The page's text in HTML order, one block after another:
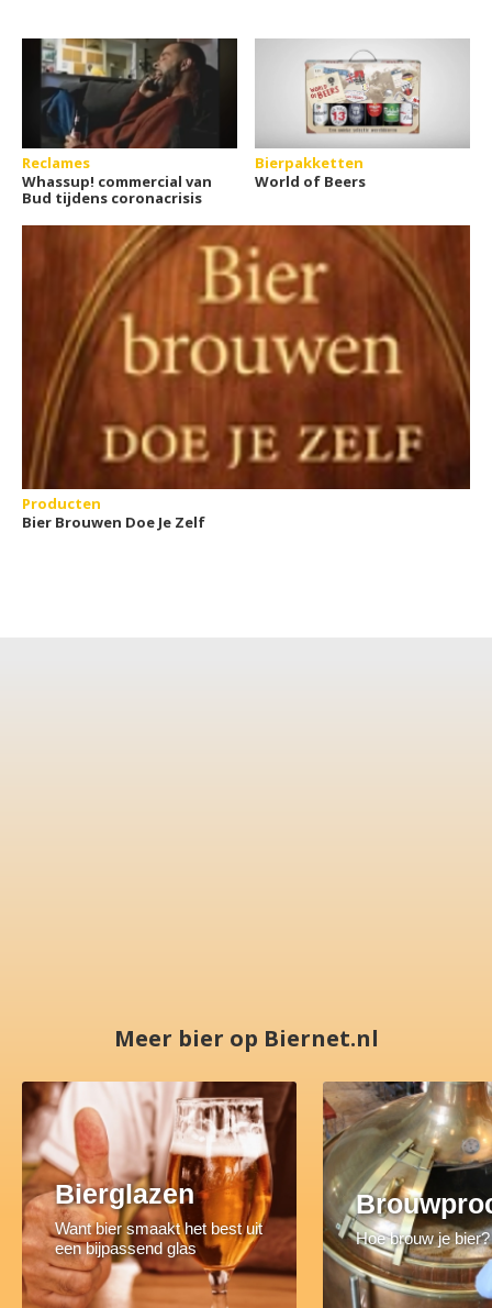
Reclames
Whassup! commercial van
Bud tijdens coronacrisis
Bierpakketten
World of Beers
Producten
Bier Brouwen Doe Je Zelf
Meer bier op Biernet.nl
Bierglazen
Want bier smaakt het best uit
een bijpassend glas
Hoe brouw je bier?